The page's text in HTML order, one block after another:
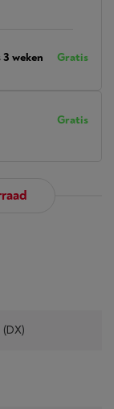
Gratis
weken Gratis